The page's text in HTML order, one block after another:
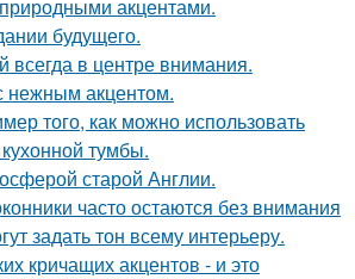
акцентами.
будущего.
всегда в центре внимания.
нежным акцентом.
того, как можно использовать
тумбы.
старой Англии.
часто остаются без внимания
задать тон всему интерьеру.
кричащих акцентов - и это